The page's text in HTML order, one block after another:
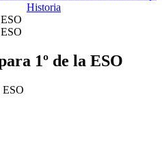
Historia
1º de la ESO
ESO